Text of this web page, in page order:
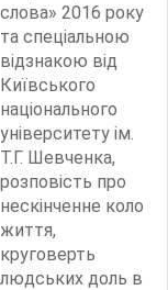
слова» 2016 року
та спеціальною
відзнакою від
Київського
національного
університету ім.
Т.Г. Шевченка,
розповість про
нескінченне коло
життя,
круговерть
людських доль в